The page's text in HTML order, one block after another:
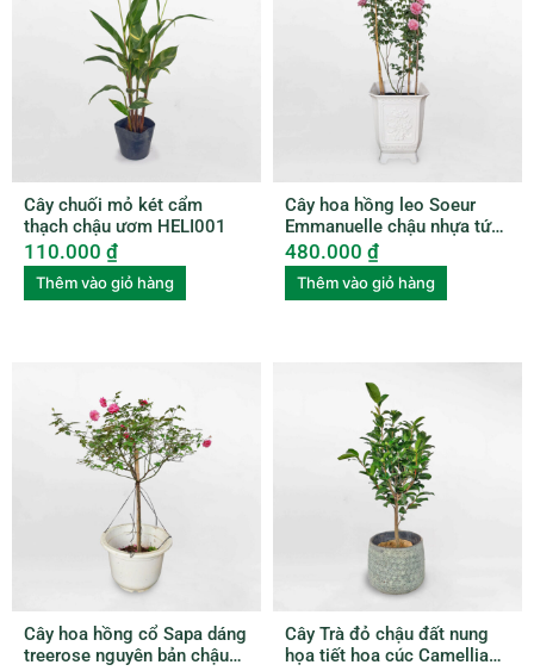
Cây chuối mỏ két cẩm
thạch chậu ươm HELI001
110.000 ₫
Thêm vào giỏ hàng
Cây hoa hồng leo Soeur
Emmanuelle chậu nhựa tứ
quý ROSE002
480.000 ₫
Thêm vào giỏ hàng
Cây hoa hồng cổ Sapa dáng
treerose nguyên bản chậu
Cây Trà đỏ chậu đất nung
họa tiết hoa cúc Camellia